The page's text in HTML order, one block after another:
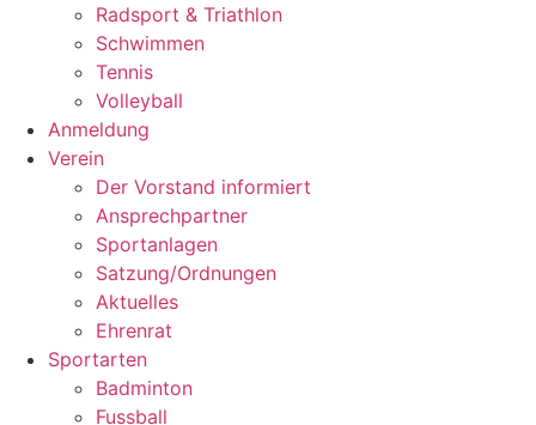
Radsport & Triathlon
Schwimmen
Tennis
Volleyball
Anmeldung
Verein
Der Vorstand informiert
Ansprechpartner
Sportanlagen
Satzung/Ordnungen
Aktuelles
Ehrenrat
Sportarten
Badminton
Fussball